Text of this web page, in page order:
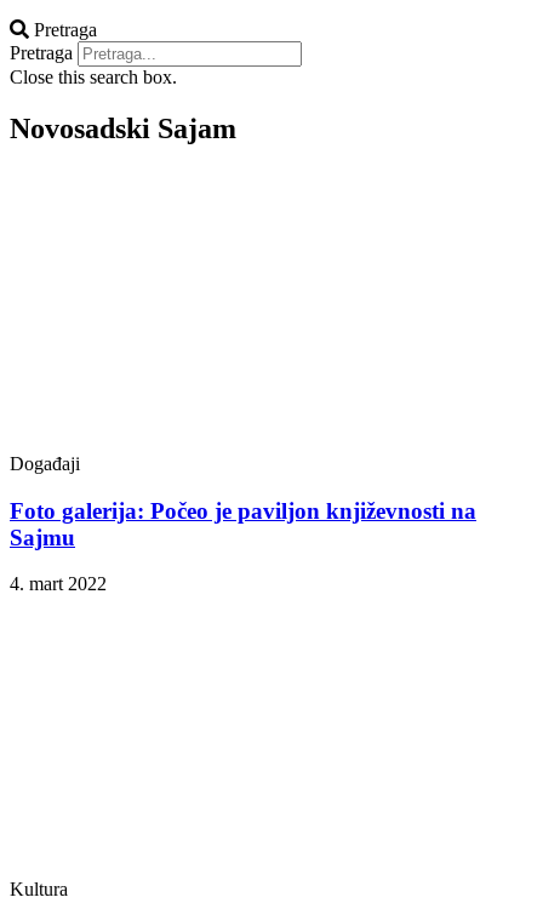
Pretraga
Pretraga
Close this search box.
Novosadski Sajam
Događaji
Foto galerija: Počeo je paviljon književnosti na
Sajmu
4. mart 2022
Kultura